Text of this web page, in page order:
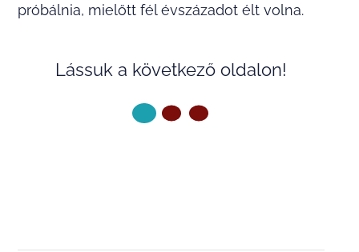
próbálnia, mielőtt fél évszázadot élt volna.
Lássuk a következő oldalon!